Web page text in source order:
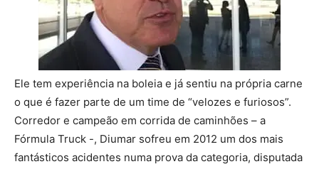
Ele tem experiência na boleia e já sentiu na própria carne
o que é fazer parte de um time de “velozes e furiosos”.
Corredor e campeão em corrida de caminhões – a
Fórmula Truck -, Diumar sofreu em 2012 um dos mais
fantásticos acidentes numa prova da categoria, disputada